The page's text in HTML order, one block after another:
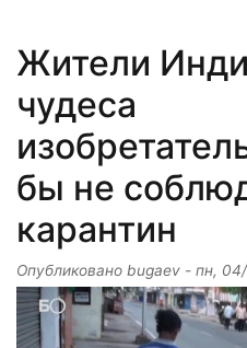
Жители
чудеса
бы не
карантин
Опубликовано bugaev - пн,